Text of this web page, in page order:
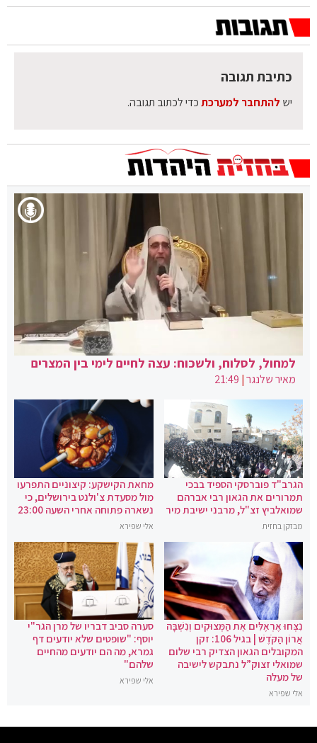
כתיבת תגובה
יש להתחבר למערכתכדי לכתוב תגובה.
למחול, לסלוח, ולשכוח: עצה לחיים לימי בין המצרים
מאיר שלנגר|
21:49
הגרב"ד פוברסקי הספיד בבכי
תמרורים את הגאון רבי אברהם
שמואלביץ זצ"ל, מרבני ישיבת מיר
מבזקן בחזית
מחאת הקישקע: קיצוניים התפרעו
מול מסעדת צ'ולנט בירושלים, כי
נשארה פתוחה אחרי השעה 23:00
אלי שפירא
נִצְּחוּ אֶרְאֶלִּים אֶת הַמְּצוּקִים וְנִשְׁבָּה
אֲרוֹן הַקֹּדֶשׁ | בגיל 106: זקן
המקובלים הגאון הצדיק רבי שלום
שמואלי זצוק”ל נתבקש לישיבה
של מעלה
אלי שפירא
סערה סביב דבריו של מרן הגר"י
יוסף: "שופטים שלא יודעים דף
גמרא, מה הם יודעים מהחיים
שלהם"
אלי שפירא